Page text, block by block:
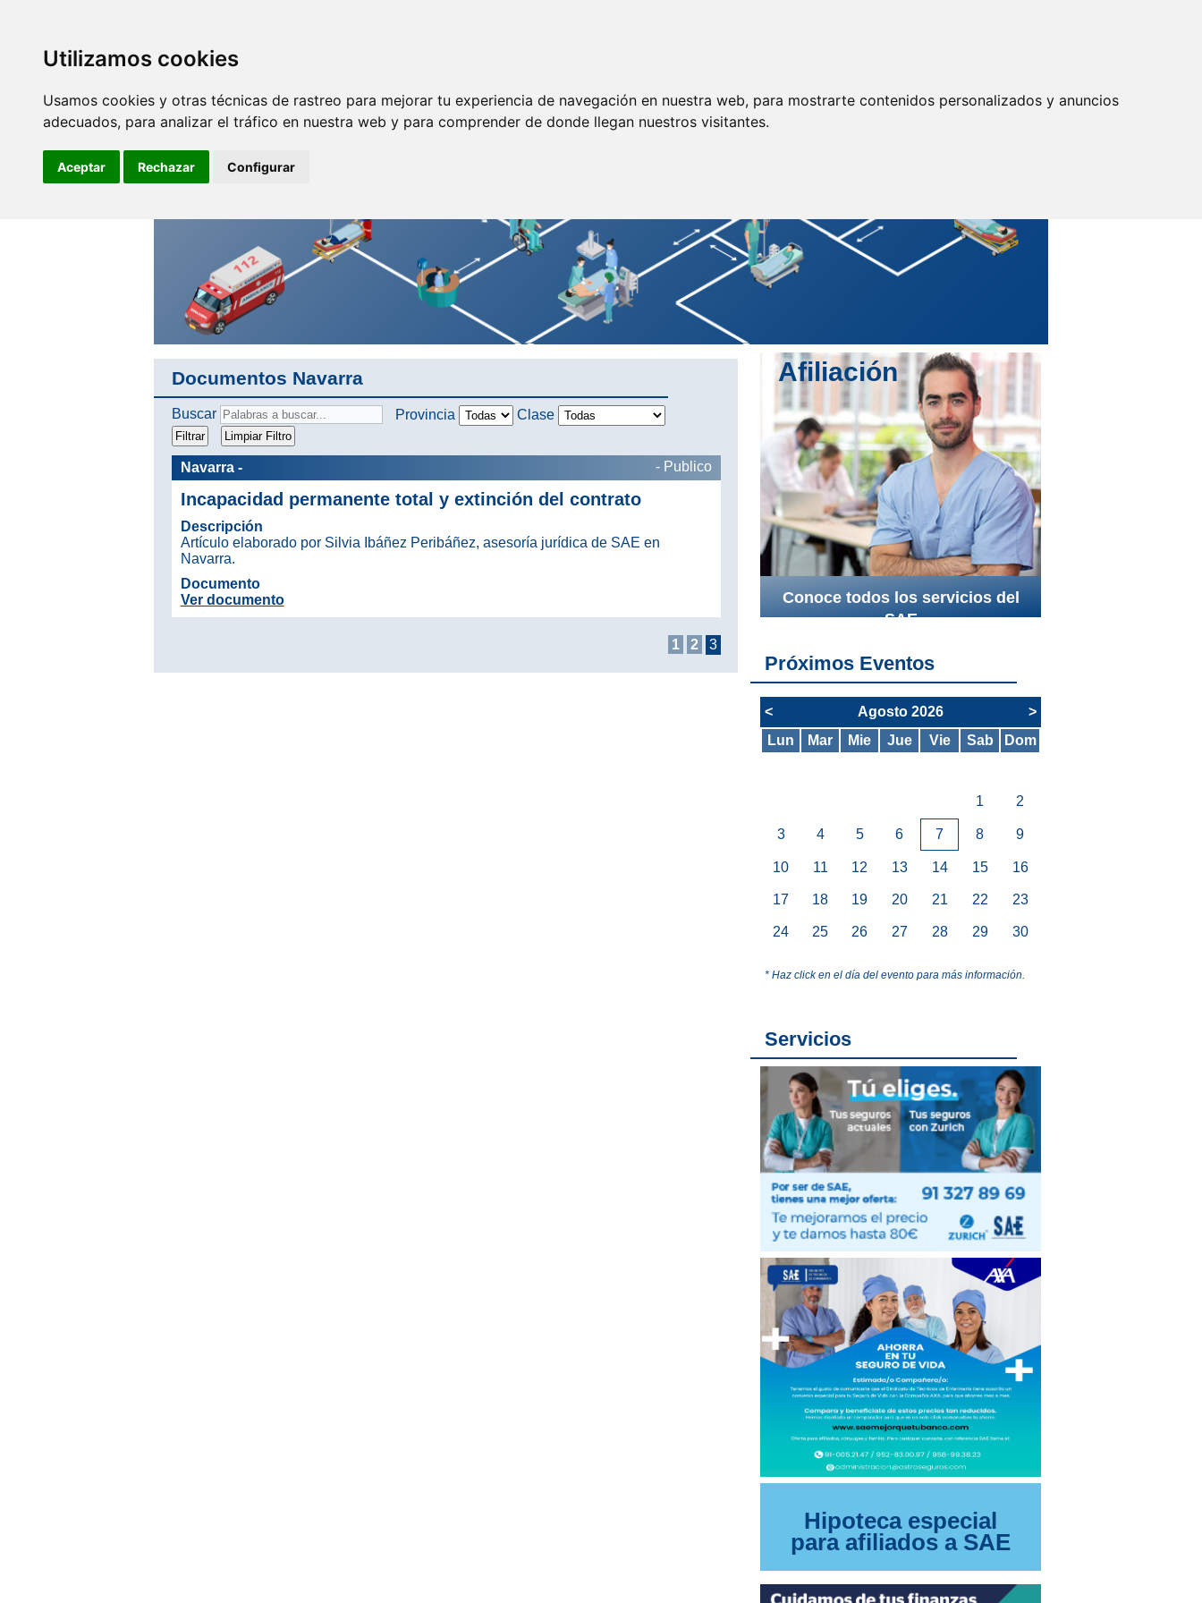
Utilizamos cookies
Usamos cookies y otras técnicas de rastreo para mejorar tu experiencia de navegación en nuestra web, para mostrarte contenidos personalizados y anuncios
adecuados, para analizar el tráfico en nuestra web y para comprender de donde llegan nuestros visitantes.
Aceptar Rechazar Configurar
colectivo
Documentos Navarra
Buscar Provincia Clase
Navarra - - Publico
Incapacidad permanente total y extinción del contrato
Descripción
Artículo elaborado por Silvia Ibáñez Peribáñez, asesoría jurídica de SAE en
Navarra.
Documento
Ver documento
1 2 3
Afiliación
Conoce todos los servicios del
SAE
Próximos Eventos
< Agosto 2026
>
Lun
Mar Mie Jue Vie Sab Dom
1 2
3 4 5 6 7 8 9
10 11 12 13 14 15 16
17 18 19 20 21 22 23
24 25 26 27 28 29 30
* Haz click en el día del evento para más información.
Servicios
Hipoteca especial
para afiliados a SAE